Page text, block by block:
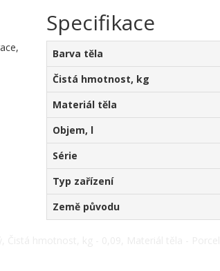
Specifikace
Barva těla
Čistá hmotnost, kg
Materiál těla
Objem, l
Série
Typ zařízení
Země původu